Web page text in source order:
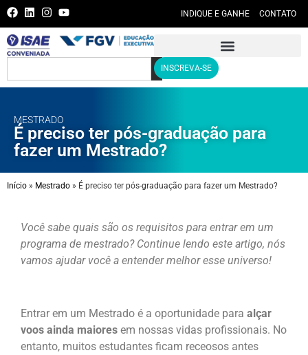
INDIQUE E GANHE CONTATO
INSCREVA-SE
MESTRADO
É preciso ter pós-graduação para
fazer um Mestrado?
Início » Mestrado » É preciso ter pós-graduação para fazer um Mestrado?
Você sabe quais são os requisitos para entrar em um
programa de mestrado? Continue lendo este artigo, nós
vamos ajudar você a entender melhor esse universo!
Entrar em um Mestrado é a oportunidade para alçar
voos ainda maiores em nossas vidas profissionais. No
entanto, muitos estudantes ficam receosos antes